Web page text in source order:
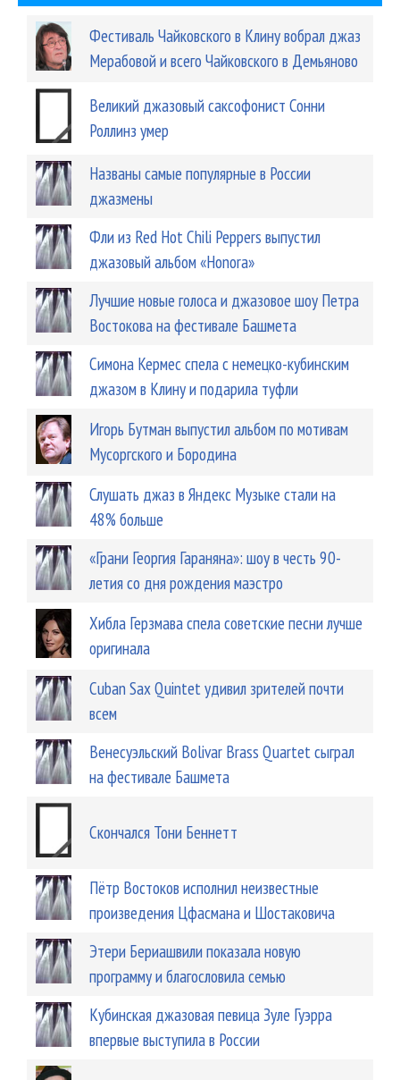
Фестиваль Чайковского в Клину вобрал джаз
Мерабовой и всего Чайковского в Демьяново
Великий джазовый саксофонист Сонни
Роллинз умер
Названы самые популярные в России
джазмены
Фли из Red Hot Chili Peppers выпустил
джазовый альбом «Honora»
Лучшие новые голоса и джазовое шоу Петра
Востокова на фестивале Башмета
Симона Кермес спела с немецко-кубинским
джазом в Клину и подарила туфли
Игорь Бутман выпустил альбом по мотивам
Мусоргского и Бородина
Слушать джаз в Яндекс Музыке стали на
48% больше
«Грани Георгия Гараняна»: шоу в честь 90-
летия со дня рождения маэстро
Хибла Герзмава спела советские песни лучше
оригинала
Cuban Sax Quintet удивил зрителей почти
всем
Венесуэльский Bolivar Brass Quartet сыграл
на фестивале Башмета
Скончался Тони Беннетт
Пётр Востоков исполнил неизвестные
произведения Цфасмана и Шостаковича
Этери Бериашвили показала новую
программу и благословила семью
Кубинская джазовая певица Зуле Гуэрра
впервые выступила в России